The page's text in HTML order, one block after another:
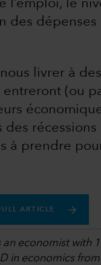
l’emploi, le
des
livrer à
(ou
des
à prendre
ARTICLE
an economist with
in economics